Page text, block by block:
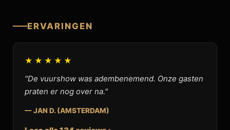
ERVARINGEN
★★★★★
"De vuurshow was adembenemend. Onze gasten
praten er nog over na."
— JAN D. (AMSTERDAM)